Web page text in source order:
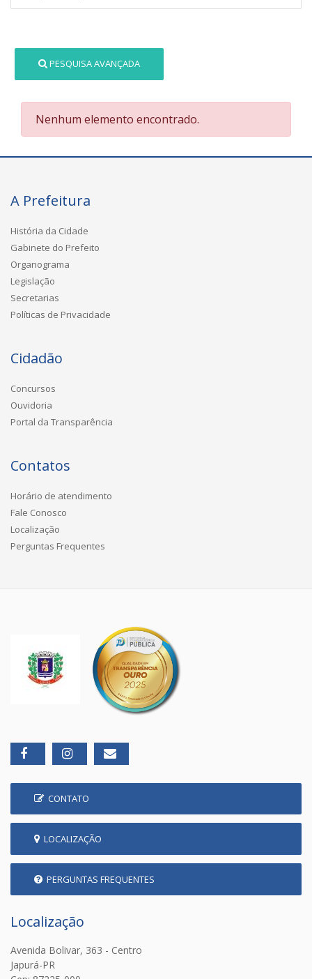
PESQUISA AVANÇADA
Nenhum elemento encontrado.
A Prefeitura
História da Cidade
Gabinete do Prefeito
Organograma
Legislação
Secretarias
Políticas de Privacidade
Cidadão
Concursos
Ouvidoria
Portal da Transparência
Contatos
Horário de atendimento
Fale Conosco
Localização
Perguntas Frequentes
CONTATO
LOCALIZAÇÃO
PERGUNTAS FREQUENTES
Localização
Avenida Bolivar, 363 - Centro
Japurá-PR